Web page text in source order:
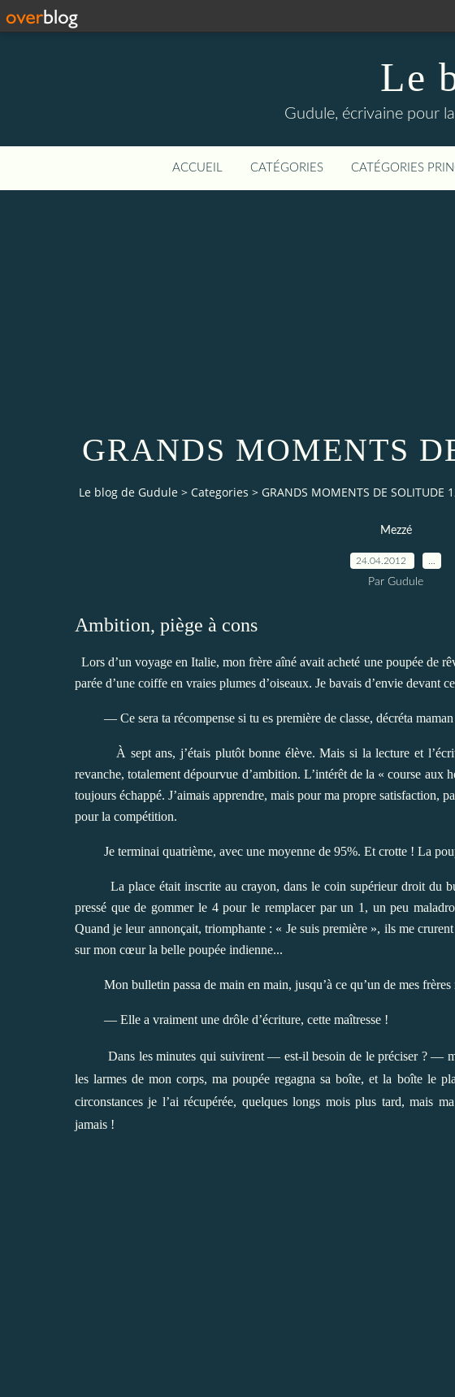
Le
Gudule, écrivaine pour
ACCUEIL CATÉGORIES CATÉGORIES
GRANDS MOMENTS
Le blog de Gudule > Categories > GRANDS MOMENTS DE SOLITUDE
Mezzé
24.04.2012
Par Gudule
Ambition, piège à cons
Lors d’un voyage en Italie, mon frère aîné avait acheté une poupée de
parée d’une coiffe en vraies plumes d’oiseaux. Je bavais d’envie devant
— Ce sera ta récompense si tu es première de classe, décréta maman
À sept ans, j’étais plutôt bonne élève. Mais si la lecture et
revanche, totalement dépourvue d’ambition. L’intérêt de la « course aux
toujours échappé. J’aimais apprendre, mais pour ma propre satisfaction,
pour la compétition.
Je terminai quatrième, avec une moyenne de 95%. Et crotte ! La
La place était inscrite au crayon, dans le coin supérieur droit du
pressé que de gommer le 4 pour le remplacer par un 1, un peu
Quand je leur annonçait, triomphante : « Je suis première », ils me
sur mon cœur la belle poupée indienne...
Mon bulletin passa de main en main, jusqu’à ce qu’un de mes
— Elle a vraiment une drôle d’écriture, cette maîtresse !
Dans les minutes qui suivirent — est-il besoin de le préciser ? —
les larmes de mon corps, ma poupée regagna sa boîte, et la boîte le
circonstances je l’ai récupérée, quelques longs mois plus tard, mais
jamais !